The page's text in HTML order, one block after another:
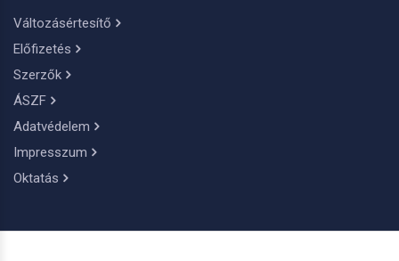
Változásértesítő
Előfizetés
Szerzők
ÁSZF
Adatvédelem
Impresszum
Oktatás